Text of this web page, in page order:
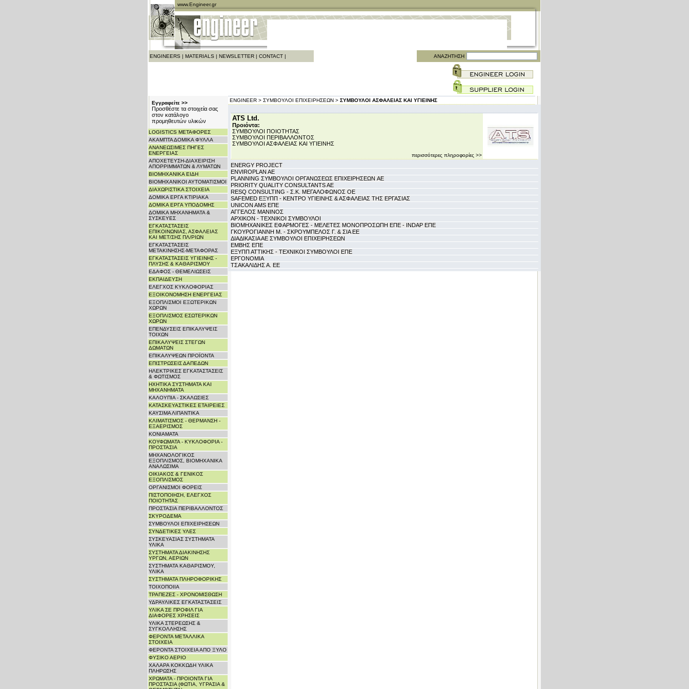
www.Engineer.gr
ENGINEERS | MATERIALS | NEWSLETTER| CONTACT| ΑΝΑΖΗΤΗΣΗ
Εγγραφείτε >>
Προσθέστε τα στοιχεία σας
στον κατάλογο
προμηθευτών υλικών
LOGISTICS ΜΕΤΑΦΟΡΕΣ
ΑΚΑΜΠΤΑ ΔΟΜΙΚΑ ΦΥΛΛΑ
ΑΝΑΝΕΩΣΙΜΕΣ ΠΗΓΕΣ
ΕΝΕΡΓΕΙΑΣ
ΑΠΟΧΕΤΕΥΣΗ-ΔΙΑΧΕΙΡΙΣΗ
ΑΠΟΡΡΙΜΜΑΤΩΝ & ΛΥΜΑΤΩΝ
ΒΙΟΜΗΧΑΝΙΚΑ ΕΙΔΗ
ΒΙΟΜΗΧΑΝΙΚΟΙ ΑΥΤΟΜΑΤΙΣΜΟΙ
ΔΙΑΧΩΡΙΣΤΙΚΑ ΣΤΟΙΧΕΙΑ
ΔΟΜΙΚΑ ΕΡΓΑ ΚΤΙΡΙΑΚΑ
ΔΟΜΙΚΑ ΕΡΓΑ ΥΠΟΔΟΜΗΣ
ΔΟΜΙΚΑ ΜΗΧΑΝΗΜΑΤΑ &
ΣΥΣΚΕΥΕΣ
ΕΓΚΑΤΑΣΤΑΣΕΙΣ
ΕΠΙΚΟΙΝΩΝΙΑΣ, ΑΣΦΑΛΕΙΑΣ
ΚΑΙ ΜΕΤ/ΣΗΣ ΠΛ/ΡΙΩΝ
ΕΓΚΑΤΑΣΤΑΣΕΙΣ
ΜΕΤΑΚΙΝΗΣΗΣ-ΜΕΤΑΦΟΡΑΣ
ΕΓΚΑΤΑΣΤΑΣΕΙΣ ΥΓΙΕΙΝΗΣ -
ΠΛΥΣΗΣ & ΚΑΘΑΡΙΣΜΟΥ
ΕΔΑΦΟΣ - ΘΕΜΕΛΙΩΣΕΙΣ
ΕΚΠΑΙΔΕΥΣΗ
ΕΛΕΓΧΟΣ ΚΥΚΛΟΦΟΡΙΑΣ
ΕΞΟΙΚΟΝΟΜΗΣΗ ΕΝΕΡΓΕΙΑΣ
ΕΞΟΠΛΙΣΜΟΙ ΕΞΩΤΕΡΙΚΩΝ
ΧΩΡΩΝ
ΕΞΟΠΛΙΣΜΟΣ ΕΣΩΤΕΡΙΚΩΝ
ΧΩΡΩΝ
ΕΠΕΝΔΥΣΕΙΣ ΕΠΙΚΑΛΥΨΕΙΣ
ΤΟΙΧΩΝ
ΕΠΙΚΑΛΥΨΕΙΣ ΣΤΕΓΩΝ
ΔΩΜΑΤΩΝ
ΕΠΙΚΑΛΥΨΕΩΝ ΠΡΟΪΟΝΤΑ
ΕΠΙΣΤΡΩΣΕΙΣ ΔΑΠΕΔΩΝ
ΗΛΕΚΤΡΙΚΕΣ ΕΓΚΑΤΑΣΤΑΣΕΙΣ
& ΦΩΤΙΣΜΟΣ
ΗΧΗΤΙΚΑ ΣΥΣΤΗΜΑΤΑ ΚΑΙ
ΜΗΧΑΝΗΜΑΤΑ
ΚΑΛΟΥΠΙΑ - ΣΚΑΛΩΣΙΕΣ
ΚΑΤΑΣΚΕΥΑΣΤΙΚΕΣ ΕΤΑΙΡΕΙΕΣ
ΚΑΥΣΙΜΑ ΛΙΠΑΝΤΙΚΑ
ΚΛΙΜΑΤΙΣΜΟΣ - ΘΕΡΜΑΝΣΗ -
ΕΞΑΕΡΙΣΜΟΣ
ΚΟΝΙΑΜΑΤΑ
ΚΟΥΦΩΜΑΤΑ - ΚΥΚΛΟΦΟΡΙΑ -
ΠΡΟΣΤΑΣΙΑ
ΜΗΧΑΝΟΛΟΓΙΚΟΣ
ΕΞΟΠΛΙΣΜΟΣ, ΒΙΟΜΗΧΑΝΙΚΑ
ΑΝΑΛΩΣΙΜΑ
ΟΙΚΙΑΚΟΣ & ΓΕΝΙΚΟΣ
ΕΞΟΠΛΙΣΜΟΣ
ΟΡΓΑΝΙΣΜΟΙ ΦΟΡΕΙΣ
ΠΙΣΤΟΠΟΙΗΣΗ, ΕΛΕΓΧΟΣ
ΠΟΙΟΤΗΤΑΣ
ΠΡΟΣΤΑΣΙΑ ΠΕΡΙΒΑΛΛΟΝΤΟΣ
ΣΚΥΡΟΔΕΜΑ
ΣΥΜΒΟΥΛΟΙ ΕΠΙΧΕΙΡΗΣΕΩΝ
ΣΥΝΔΕΤΙΚΕΣ ΥΛΕΣ
ΣΥΣΚΕΥΑΣΙΑΣ ΣΥΣΤΗΜΑΤΑ
ΥΛΙΚΑ
ΣΥΣΤΗΜΑΤΑ ΔΙΑΚΙΝΗΣΗΣ
ΥΡΓΩΝ, ΑΕΡΙΩΝ
ΣΥΣΤΗΜΑΤΑ ΚΑΘΑΡΙΣΜΟΥ,
ΥΛΙΚΑ
ΣΥΣΤΗΜΑΤΑ ΠΛΗΡΟΦΟΡΙΚΗΣ
ΤΟΙΧΟΠΟΙΙΑ
ΤΡΑΠΕΖΕΣ - ΧΡΟΝΟΜΙΣΘΩΣΗ
ΥΔΡΑΥΛΙΚΕΣ ΕΓΚΑΤΑΣΤΑΣΕΙΣ
ΥΛΙΚΑ ΣΕ ΠΡΟΦΙΛ ΓΙΑ
ΔΙΑΦΟΡΕΣ ΧΡΗΣΕΙΣ
ΥΛΙΚΑ ΣΤΕΡΕΩΣΗΣ &
ΣΥΓΚΟΛΛΗΣΗΣ
ΦΕΡΟΝΤΑ ΜΕΤΑΛΛΙΚΑ
ΣΤΟΙΧΕΙΑ
ΦΕΡΟΝΤΑ ΣΤΟΙΧΕΙΑ ΑΠΟ ΞΥΛΟ
ΦΥΣΙΚΟ ΑΕΡΙΟ
ΧΑΛΑΡΑ ΚΟΚΚΩΔΗ ΥΛΙΚΑ
ΠΛΗΡΩΣΗΣ
ΧΡΩΜΑΤΑ - ΠΡΟΙΟΝΤΑ ΓΙΑ
ΠΡΟΣΤΑΣΙΑ (ΦΩΤΙΑ, ΥΓΡΑΣΙΑ &
ENGINEER > ΣΥΜΒΟΥΛΟΙ ΕΠΙΧΕΙΡΗΣΕΩΝ > ΣΥΜΒΟΥΛΟΙ ΑΣΦΑΛΕΙΑΣ ΚΑΙ ΥΓΙΕΙΝΗΣ
ATS Ltd.
Προιόντα:
ΣΥΜΒΟΥΛΟΙ ΠΟΙΟΤΗΤΑΣ
ΣΥΜΒΟΥΛΟΙ ΠΕΡΙΒΑΛΛΟΝΤΟΣ
ΣΥΜΒΟΥΛΟΙ ΑΣΦΑΛΕΙΑΣ ΚΑΙ ΥΓΙΕΙΝΗΣ
περισσότερες πληροφορίες >>
ENERGY PROJECT
ENVIROPLAN AE
PLANNING ΣΥΜΒΟΥΛΟΙ ΟΡΓΑΝΩΣΕΩΣ ΕΠΙΧΕΙΡΗΣΕΩΝ AE
PRIORITY QUALITY CONSULTANTS AE
RESQ CONSULTING - Σ.Κ. ΜΕΓΑΛΟΦΩΝΟΣ ΟΕ
SAFEMED ΕΞΥΠΠ - ΚΕΝΤΡΟ ΥΓΙΕΙΝΗΣ & ΑΣΦΑΛΕΙΑΣ ΤΗΣ ΕΡΓΑΣΙΑΣ
UNICON AMS ΕΠΕ
ΑΓΓΕΛΟΣ ΜΑΝΙΝΟΣ
ΑΡΧΙΚΟΝ - ΤΕΧΝΙΚΟΙ ΣΥΜΒΟΥΛΟΙ
ΒΙΟΜΗΧΑΝΙΚΕΣ ΕΦΑΡΜΟΓΕΣ - ΜΕΛΕΤΕΣ ΜΟΝΟΠΡΟΣΩΠΗ ΕΠΕ - INDAP ΕΠΕ
ΓΚΟΥΡΟΓΙΑΝΝΗ Μ. - ΣΚΡΟΥΜΠΕΛΟΣ Γ. & ΣΙΑ ΕΕ
ΔΙΑΔΙΚΑΣΙΑ ΑΕ ΣΥΜΒΟΥΛΟΙ ΕΠΙΧΕΙΡΗΣΕΩΝ
ΕΜΒΗΣ ΕΠΕ
ΕΞΥΠΠ ΑΤΤΙΚΗΣ - ΤΕΧΝΙΚΟΙ ΣΥΜΒΟΥΛΟΙ ΕΠΕ
ΕΡΓΟΝΟΜΙΑ
ΤΣΑΚΑΛΙΔΗΣ Α. ΕΕ